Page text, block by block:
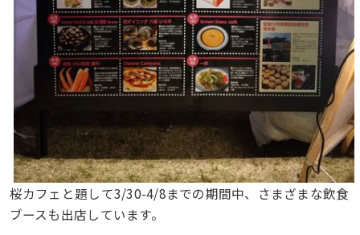
桜カフェと題して3/30-4/8までの期間中、さまざまな飲食
ブースも出店しています。